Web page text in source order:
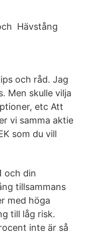
Hävstång
och råd. Jag
Men skulle vilja
etc Att
vi samma aktie
som du vill
och din
tillsammans
med höga
till låg risk.
inte är så